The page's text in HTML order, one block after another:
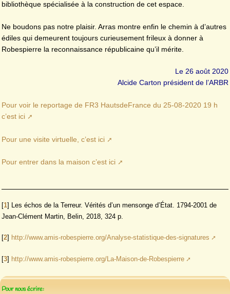
bibliothèque spécialisée à la construction de cet espace.
Ne boudons pas notre plaisir. Arras montre enfin le chemin à d’autres
édiles qui demeurent toujours curieusement frileux à donner à
Robespierre la reconnaissance républicaine qu’il mérite.
Le 26 août 2020
Alcide Carton président de l’ARBR
Pour voir le reportage de FR3 HautsdeFrance du 25-08-2020 19 h
c’est ici
Pour une visite virtuelle, c’est ici
Pour entrer dans la maison c’est ici
[1] Les échos de la Terreur. Vérités d’un mensonge d’État. 1794-2001 de
Jean-Clément Martin, Belin, 2018, 324 p.
[2] http://www.amis-robespierre.org/Analyse-statistique-des-signatures
[3] http://www.amis-robespierre.org/La-Maison-de-Robespierre
Pour nous écrire: